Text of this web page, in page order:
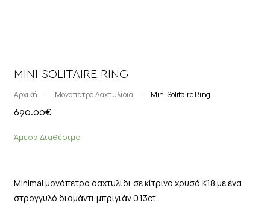
MINI SOLITAIRE RING
Αρχική - Μονόπετρα Δαχτυλίδια - Mini Solitaire Ring
690.00€
Άμεσα Διαθέσιμο
Minimal μονόπετρο δαχτυλίδι σε κίτρινο χρυσό Κ18 με ένα
στρογγυλό διαμάντι μπριγιάν 0.13ct